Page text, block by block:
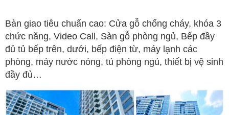
Bàn giao tiêu chuẩn cao: Cửa gỗ chống cháy, khóa 3
chức năng, Video Call, Sàn gỗ phòng ngủ, Bếp đầy
đủ tủ bếp trên, dưới, bếp điện từ, máy lạnh các
phòng, máy nước nóng, tủ phòng ngủ, thiết bị vệ sinh
đầy đủ…